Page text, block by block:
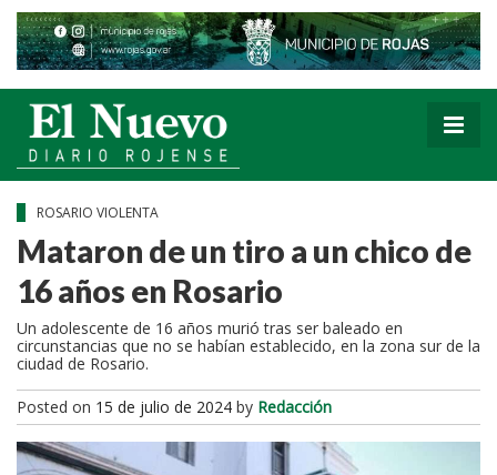
ROSARIO VIOLENTA
Mataron de un tiro a un chico de
16 años en Rosario
Un adolescente de 16 años murió tras ser baleado en
circunstancias que no se habían establecido, en la zona sur de la
ciudad de Rosario.
Posted on 15 de julio de 2024 by Redacción